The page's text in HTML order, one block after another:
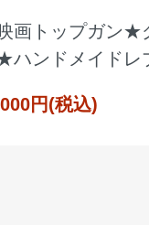
画トップガン★
ハンドメイドレ
円(税込)